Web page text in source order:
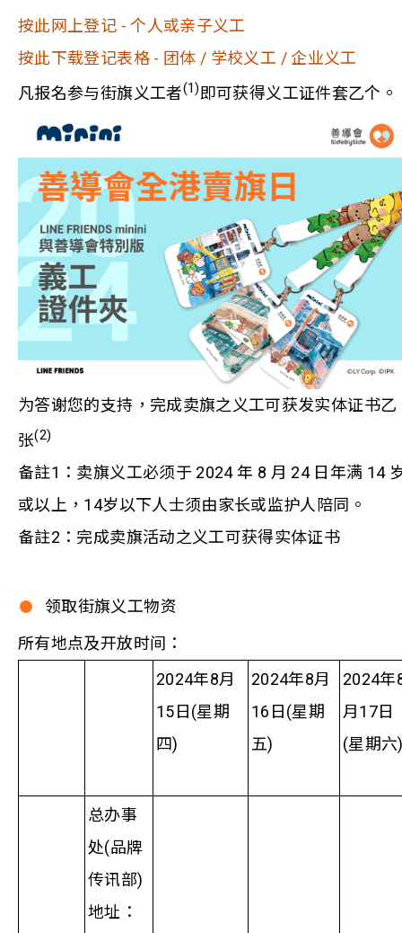
按此网上登记 - 个人或亲子义工
按此下载登记表格 - 团体 / 学校义工 / 企业义工
凡报名参与街旗义工者(1)即可获得义工证件套乙个。
为答谢您的支持，完成卖旗之义工可获发实体证书乙
张(2)
备註1：卖旗义工必须于 2024 年 8 月 24 日年满 14
或以上，14岁以下人士须由家长或监护人陪同。
备註2：完成卖旗活动之义工可获得实体证书
领取街旗义工物资
所有地点及开放时间：
2024年8月
15日(星期
四)
2024年8月
16日(星期
五)
2024年
月17日
(星期六
总办事
处(品牌
传讯部)
地址：